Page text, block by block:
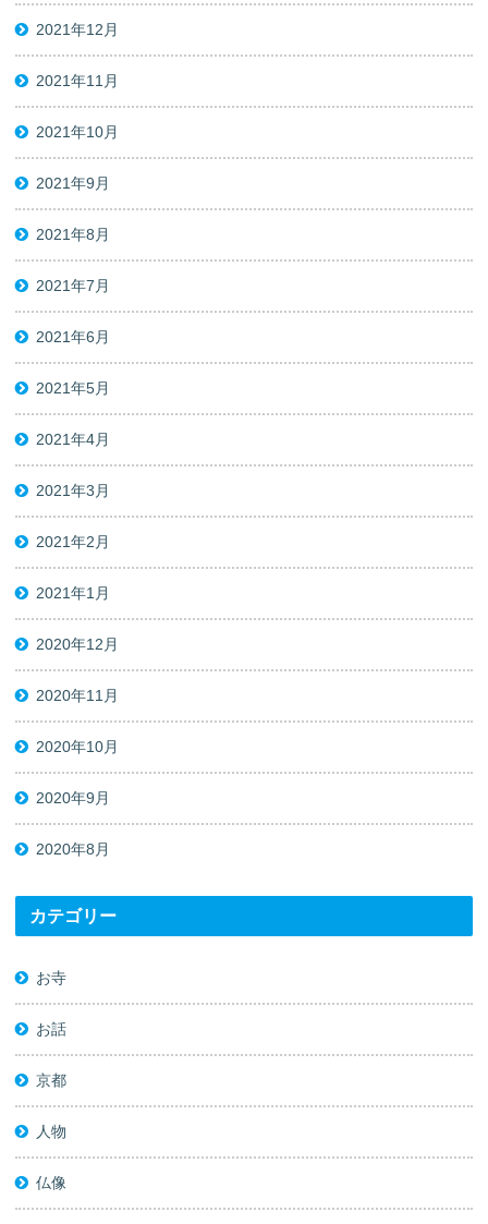
2021年12月
2021年11月
2021年10月
2021年9月
2021年8月
2021年7月
2021年6月
2021年5月
2021年4月
2021年3月
2021年2月
2021年1月
2020年12月
2020年11月
2020年10月
2020年9月
2020年8月
カテゴリー
お寺
お話
京都
人物
仏像